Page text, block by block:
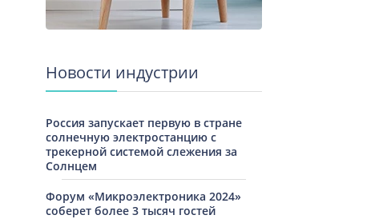
Новости индустрии
Россия запускает первую в стране
солнечную электростанцию с
трекерной системой слежения за
Солнцем
Форум «Микроэлектроника 2024»
соберет более 3 тысяч гостей